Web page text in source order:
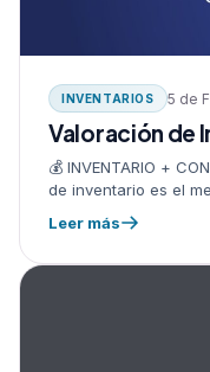
INVENTARIOS 5 de
Valoración de
💰 INVENTARIO +
de inventario es el
valor monetario de
Leer más